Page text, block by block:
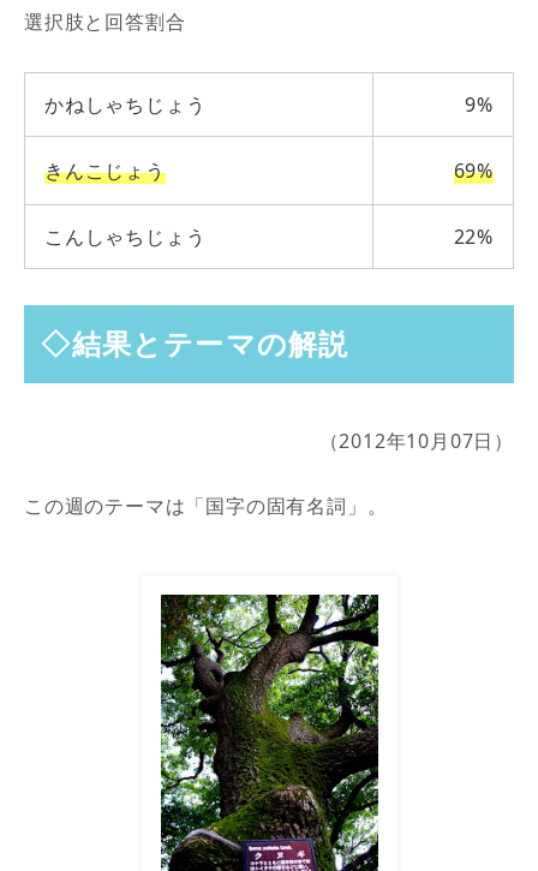
選択肢と回答割合
かねしゃちじょう 9%
きんこじょう 69%
こんしゃちじょう 22%
◇結果とテーマの解説
（2012年10月07日）
この週のテーマは「国字の固有名詞」。